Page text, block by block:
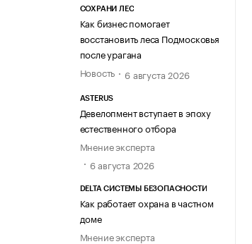
СОХРАНИ ЛЕС
Как бизнес помогает
восстановить леса Подмосковья
после урагана
Новость
6 августа 2026
ASTERUS
Девелопмент вступает в эпоху
естественного отбора
Мнение эксперта
6 августа 2026
DELTA СИСТЕМЫ БЕЗОПАСНОСТИ
Как работает охрана в частном
доме
Мнение эксперта